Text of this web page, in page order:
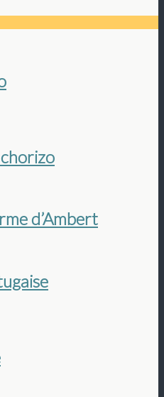
d’Ambert